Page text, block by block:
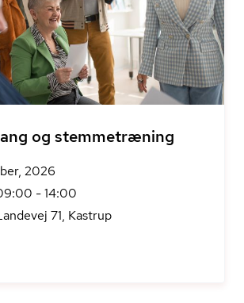
og stemmetræning
2026
- 14:00
71, Kastrup